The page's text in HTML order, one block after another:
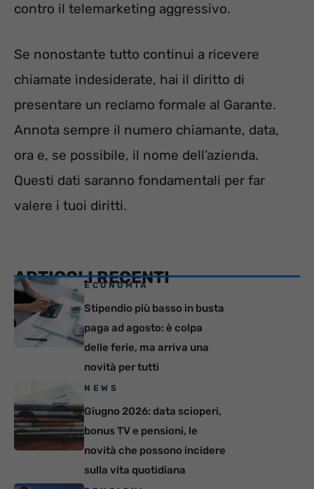
contro il telemarketing aggressivo.
Se nonostante tutto continui a ricevere
chiamate indesiderate, hai il diritto di
presentare un reclamo formale al Garante.
Annota sempre il numero chiamante, data,
ora e, se possibile, il nome dell’azienda.
Questi dati saranno fondamentali per far
valere i tuoi diritti.
ARTICOLI RECENTI
ECONOMIA
Stipendio più basso in busta
paga ad agosto: è colpa
delle ferie, ma arriva una
novità per tutti
NEWS
Giugno 2026: data scioperi,
bonus TV e pensioni, le
novità che possono incidere
sulla vita quotidiana